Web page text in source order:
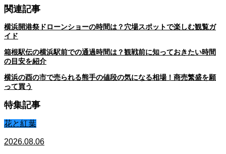
関連記事
横浜開港祭ドローンショーの時間は？穴場スポットで楽しむ観覧ガ
イド
箱根駅伝の横浜駅前での通過時間は？観戦前に知っておきたい時間
の目安を紹介
横浜の酉の市で売られる熊手の値段の気になる相場！商売繁盛を願
って買う
特集記事
花と紅葉
2026.08.06